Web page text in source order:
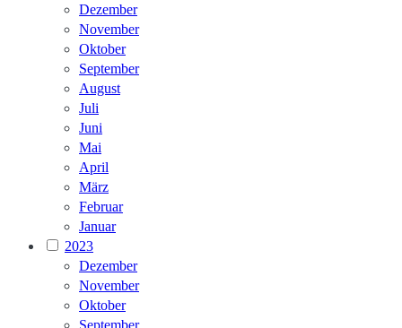
Dezember
November
Oktober
September
August
Juli
Juni
Mai
April
März
Februar
Januar
2023
Dezember
November
Oktober
September